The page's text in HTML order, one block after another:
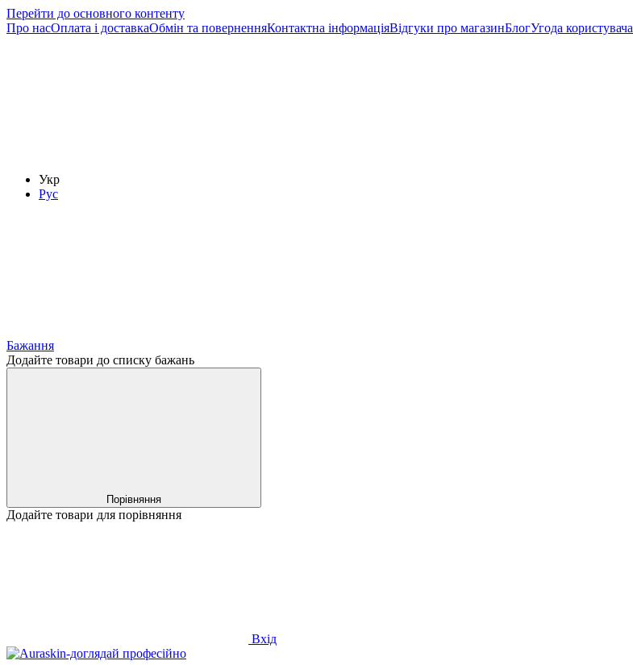
Перейти до основного контенту
Про насОплата і доставкаОбмін та поверненняКонтактна інформаціяВідгуки про магазинБлогУгода користувача
Укр
Рус
Бажання
Додайте товари до списку бажань
Порівняння
Додайте товари для порівняння
Вхід